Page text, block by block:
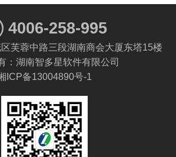
4006-258-995
芙蓉中路三段湖南商会大厦东塔15楼
：湖南智多星软件有限公司
ICP备13004890号-1